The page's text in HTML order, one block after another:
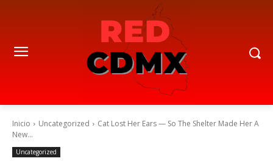
Inicio Uncategorized
Cat Lost Her Ears — So The Shelter Made Her A
New...
Uncategorized